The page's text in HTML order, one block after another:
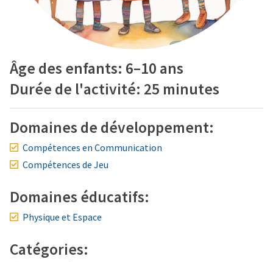
Âge des enfants: 6–10 ans
Durée de l'activité: 25 minutes
Domaines de développement:
Compétences en Communication
Compétences de Jeu
Domaines éducatifs:
Physique et Espace
Catégories: